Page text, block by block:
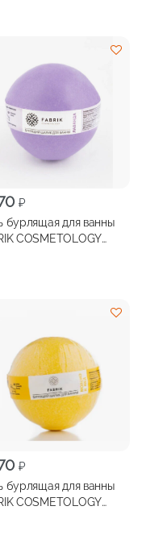
₽
для ванны
COSMETOLOGY
₽
для ванны
COSMETOLOGY